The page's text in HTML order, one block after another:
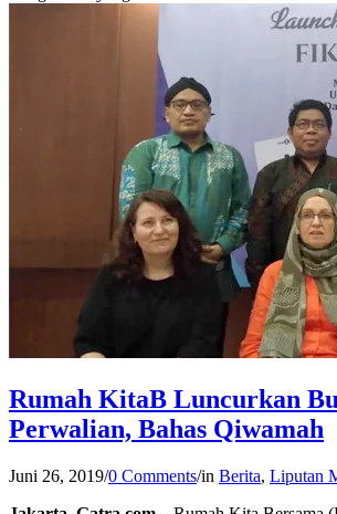
Rumah KitaB Luncurkan
Perwalian, Bahas Qiwamah
Juni 26, 2019/0 Comments/in Berita, Liputan